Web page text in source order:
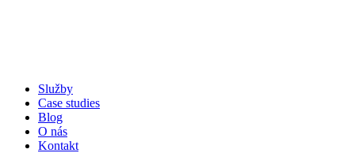
Služby
Case studies
Blog
O nás
Kontakt